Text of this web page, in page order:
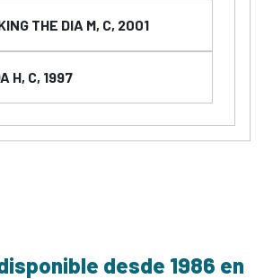
THE DIA M, C, 2001
H, C, 1997
desde 1986 en